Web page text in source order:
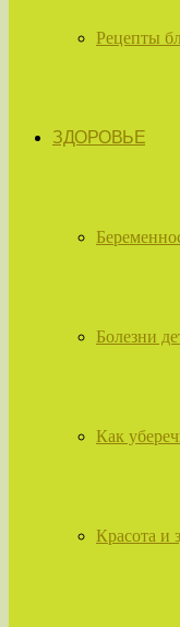
Рецепты
ЗДОРОВЬЕ
Болезни
Как
Красота и